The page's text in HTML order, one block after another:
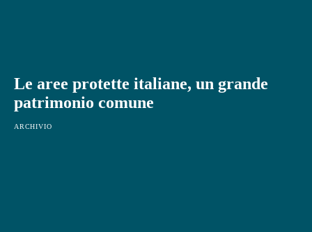
Le aree protette italiane, un grande
patrimonio comune
ARCHIVIO